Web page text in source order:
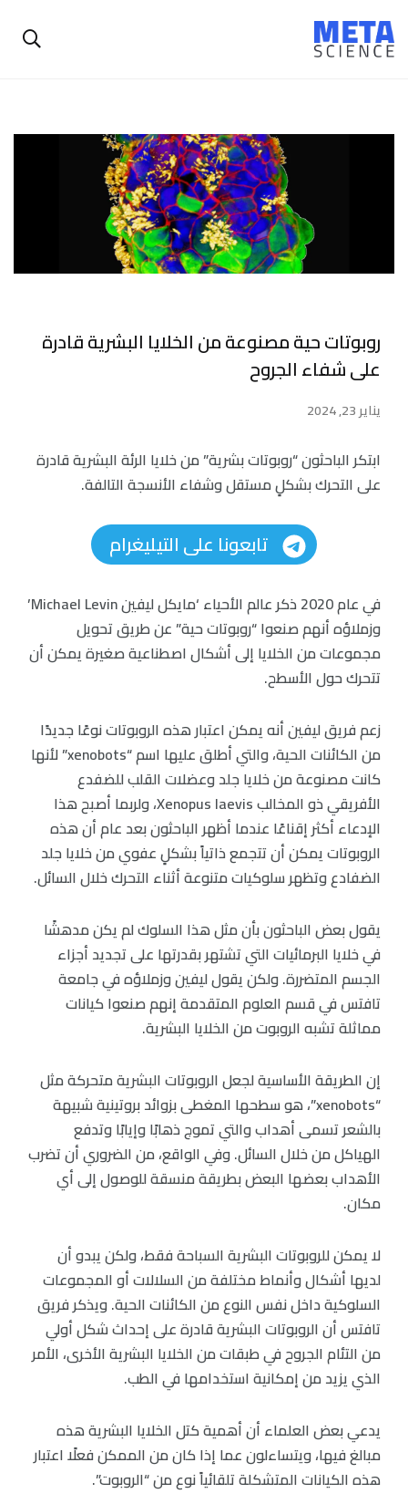
روبوتات حية مصنوعة من الخلايا البشرية قادرة
على شفاء الجروح
يناير 23, 2024
ابتكر الباحثون “روبوتات بشرية” من خلايا الرئة البشرية قادرة
على التحرك بشكلٍ مستقل وشفاء الأنسجة التالفة.
تابعونا على التيليغرام
في عام 2020 ذكر عالم الأحياء ‘مايكل ليفين Michael Levin’
وزملاؤه أنهم صنعوا “روبوتات حية” عن طريق تحويل
مجموعات من الخلايا إلى أشكال اصطناعية صغيرة يمكن أن
تتحرك حول الأسطح.
زعم فريق ليفين أنه يمكن اعتبار هذه الروبوتات نوعًا جديدًا
من الكائنات الحية، والتي أطلق عليها اسم “xenobots” لأنها
كانت مصنوعة من خلايا جلد وعضلات القلب للضفدع
الأفريقي ذو المخالب Xenopus laevis، ولربما أصبح هذا
الإدعاء أكثر إقناعًا عندما أظهر الباحثون بعد عام أن هذه
الروبوتات يمكن أن تتجمع ذاتياً بشكلٍ عفوي من خلايا جلد
الضفادع وتظهر سلوكيات متنوعة أثناء التحرك خلال السائل.
يقول بعض الباحثون بأن مثل هذا السلوك لم يكن مدهشًا
في خلايا البرمائيات التي تشتهر بقدرتها على تجديد أجزاء
الجسم المتضررة. ولكن يقول ليفين وزملاؤه في جامعة
تافتس في قسم العلوم المتقدمة إنهم صنعوا كيانات
مماثلة تشبه الروبوت من الخلايا البشرية.
إن الطريقة الأساسية لجعل الروبوتات البشرية متحركة مثل
“xenobots”، هو سطحها المغطى بزوائد بروتينية شبيهة
بالشعر تسمى أهداب والتي تموج ذهابًا وإيابًا وتدفع
الهياكل من خلال السائل. وفي الواقع، من الضروري أن تضرب
الأهداب بعضها البعض بطريقة منسقة للوصول إلى أي
مكان.
لا يمكن للروبوتات البشرية السباحة فقط، ولكن يبدو أن
لديها أشكال وأنماط مختلفة من السلالات أو المجموعات
السلوكية داخل نفس النوع من الكائنات الحية. ويذكر فريق
تافتس أن الروبوتات البشرية قادرة على إحداث شكل أولي
من التئام الجروح في طبقات من الخلايا البشرية الأخرى، الأمر
الذي يزيد من إمكانية استخدامها في الطب.
يدعي بعض العلماء أن أهمية كتل الخلايا البشرية هذه
مبالغ فيها، ويتساءلون عما إذا كان من الممكن فعلًا اعتبار
هذه الكيانات المتشكلة تلقائياً نوع من “الروبوت”.